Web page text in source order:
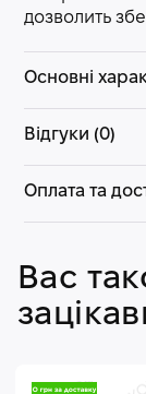
дозволить
Основні
Відгуки (0)
Оплата та
Вас